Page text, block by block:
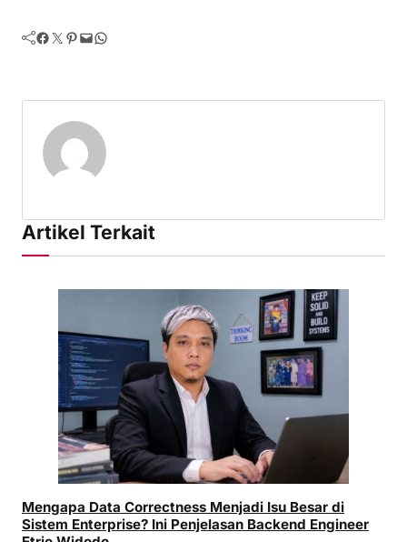
Facebook Twitter Pinterest Mail WhatsApp
Artikel Terkait
Mengapa Data Correctness Menjadi Isu Besar di
Sistem Enterprise? Ini Penjelasan Backend Engineer